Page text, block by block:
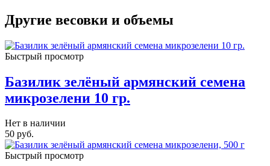
Другие весовки и объемы
Быстрый просмотр
Базилик зелёный армянский семена
микрозелени 10 гр.
Нет в наличии
50 руб.
Быстрый просмотр